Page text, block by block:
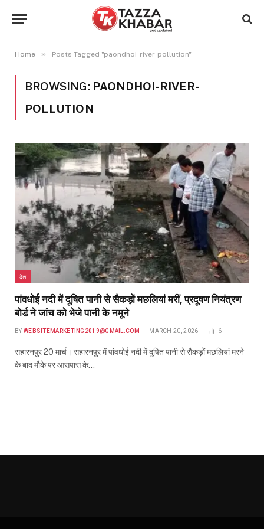
Home » Posts Tagged "paondhoi-river-pollution"
BROWSING: PAONDHOI-RIVER-
POLLUTION
देश
पांवधोई नदी में दूषित पानी से सैकड़ों मछलियां मरीं, प्रदूषण नियंत्रण
बोर्ड ने जांच को भेजे पानी के नमूने
BY WEBSITEMARKETING2019@GMAIL.COM MARCH 20, 2026 6
सहारनपुर 20 मार्च। सहारनपुर में पांवधोई नदी में दूषित पानी से सैकड़ों मछलियां मरने
के बाद मौके पर आसपास के…